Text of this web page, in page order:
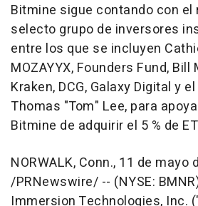
Bitmine sigue contando con el
selecto grupo de inversores
entre los que se incluyen
MOZAYYX, Founders Fund,
Kraken, DCG, Galaxy Digital y
Thomas "Tom" Lee, para
Bitmine de adquirir el 5 % de
NORWALK, Conn., 11 de mayo
/PRNewswire/ -- (NYSE:
Immersion Technologies, Inc.